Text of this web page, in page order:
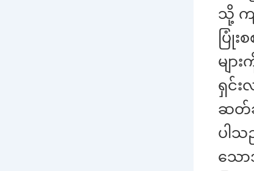
သို့ က
ပြုံ
မျာ
ရှင်း
ဆတ်
ပါသ
သေ